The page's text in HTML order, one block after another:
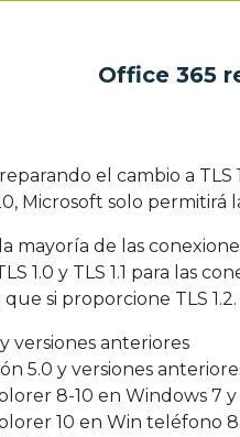
Office 365
el cambio a TLS
Microsoft solo permitirá
mayoría de las
1.0 y TLS 1.1 para las
si proporcione TLS
versiones anteriores
5.0 y versiones
8-10 en Windows 7
10 en Win teléfono